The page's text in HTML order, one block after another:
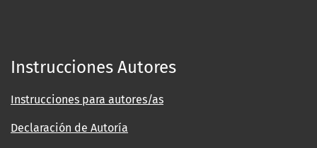
Instrucciones Autores
Instrucciones para autores/as
Declaración de Autoría